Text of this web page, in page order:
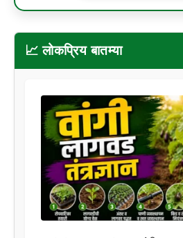
📈 लोकप्रिय बातम्या